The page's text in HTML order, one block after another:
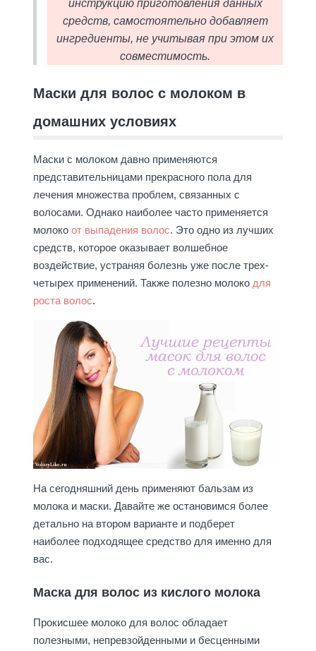
инструкцию приготовления данных
средств, самостоятельно добавляет
ингредиенты, не учитывая при этом их
совместимость.
Маски для волос с молоком в
домашних условиях
Маски с молоком давно применяются
представительницами прекрасного пола для
лечения множества проблем, связанных с
волосами. Однако наиболее часто применяется
молоко от выпадения волос. Это одно из лучших
средств, которое оказывает волшебное
воздействие, устраняя болезнь уже после трех-
четырех применений. Также полезно молоко для
роста волос.
На сегодняшний день применяют бальзам из
молока и маски. Давайте же остановимся более
детально на втором варианте и подберет
наиболее подходящее средство для именно для
вас.
Маска для волос из кислого молока
Прокисшее молоко для волос обладает
полезными, непревзойденными и бесценными